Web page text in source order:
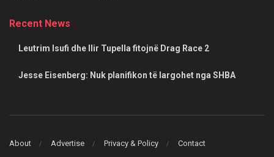
Recent News
Leutrim Isufi dhe Ilir Tupella fitojnë Drag Race 2
Jesse Eisenberg: Nuk planifikon të largohet nga SHBA
About Advertise Privacy & Policy Contact